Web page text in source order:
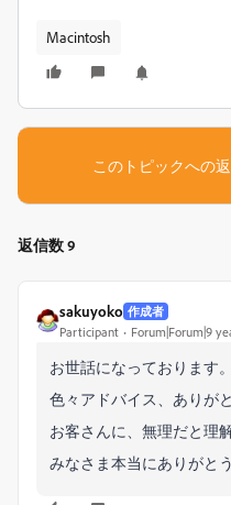
Macintosh
このトピックへの
返信数 9
sakuyoko 作成者
Participant Forum|Forum|9
お世話になっております。
色々アドバイス、ありが
お客さんに、無理だと理
みなさま本当にありがと